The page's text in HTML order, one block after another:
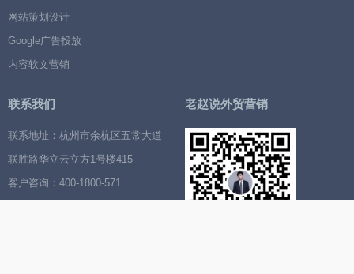
网站策划设计
Google广告投放
内容软文营销
联系我们
联系地址：杭州市余杭区五常大道
联胜路华立云立方1号楼415
客户咨询：400-1800-571
老赵说外贸营销